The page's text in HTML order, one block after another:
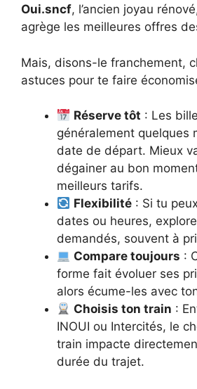
Oui.sncf, l’ancien joyau
agrège les meilleures offres
Mais, disons-le franchement,
astuces pour te faire
Réserve tôt : Les
généralement quelques
date de départ. Mieux
dégainer au bon
meilleurs tarifs.
Flexibilité : Si tu
dates ou heures,
demandés, souvent à
Compare toujours :
forme fait évoluer ses
alors écume-les avec
Choisis ton train :
INOUI ou Intercités, le
train impacte
durée du trajet.